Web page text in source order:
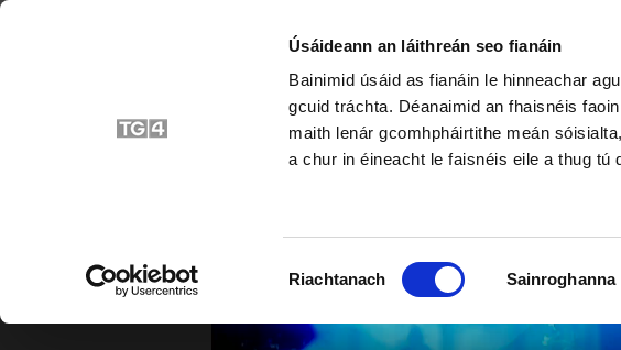
Úsáideann an láithreán seo fianáin
Bainimid úsáid as fianáin le hinneachar
gcuid tráchta. Déanaimid an fhaisnéis
maith lenár gcomhpháirtithe meán
a chur in éineacht le faisnéis eile a thug
Riachtanach Sainroghanna
An